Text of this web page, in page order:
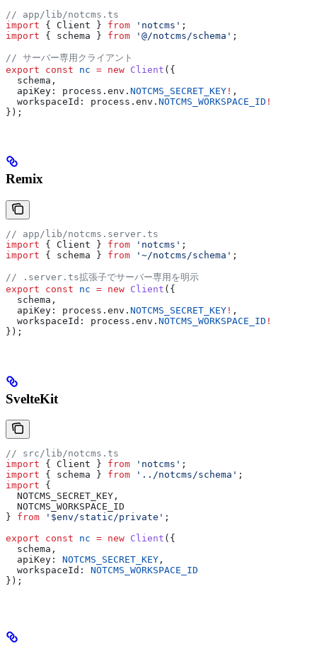
// app/lib/notcms.ts
import { Client } from 'notcms' ;
import { schema } from '@/notcms/schema' ;
// サーバー専用クライアント
export const nc = new Client ({
  schema
,
  apiKey:
process . env . NOTCMS_SECRET_KEY ! ,
  workspaceId:
process . env . NOTCMS_WORKSPACE_ID !
});
Remix
// app/lib/notcms.server.ts
import { Client } from 'notcms' ;
import { schema } from '~/notcms/schema' ;
// .server.ts拡張子でサーバー専用を明示
export const nc = new Client ({
  schema
,
  apiKey:
process . env . NOTCMS_SECRET_KEY ! ,
  workspaceId:
process . env . NOTCMS_WORKSPACE_ID !
});
SvelteKit
// src/lib/notcms.ts
import { Client } from 'notcms' ;
import { schema } from '../notcms/schema' ;
import {
  NOTCMS_SECRET_KEY
,
  NOTCMS_WORKSPACE_ID
} from '$env/static/private' ;
export const nc = new Client ({
  schema
,
  apiKey:
NOTCMS_SECRET_KEY ,
  workspaceId:
NOTCMS_WORKSPACE_ID
});